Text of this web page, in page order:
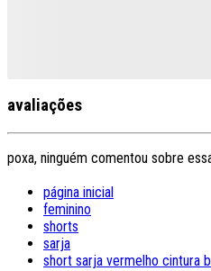
avaliações
poxa, ninguém comentou sobre
página inicial
feminino
shorts
sarja
short sarja vermelho cintura